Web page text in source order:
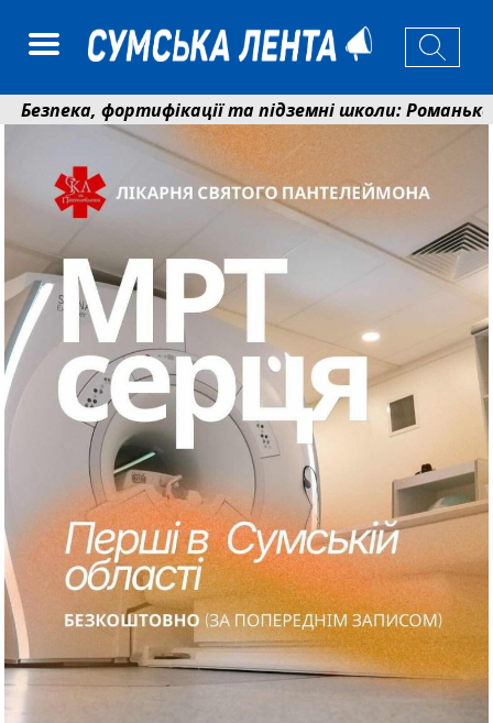
фортифікації та підземні школи: Романько
400 гривень на паливо: Пенсійний фонд Сумщини